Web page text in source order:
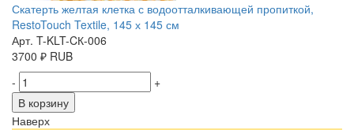
Скатерть желтая клетка с водоотталкивающей пропиткой,
RestoTouch Textile, 145 х 145 см
Арт. T-KLT-CК-006
3700 ₽ RUB
-
+
В корзину
Наверх